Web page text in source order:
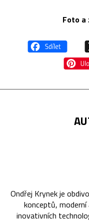
Foto a
Ondřej Krynek je
konceptů,
inovativních